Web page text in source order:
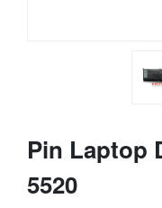
Pin Laptop
5520